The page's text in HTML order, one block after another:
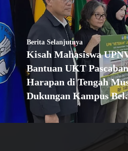
Berita Selanjutnya
Kisah Mahasiswa
Bantuan UKT
Harapan di Tengah
Dukungan Kampus